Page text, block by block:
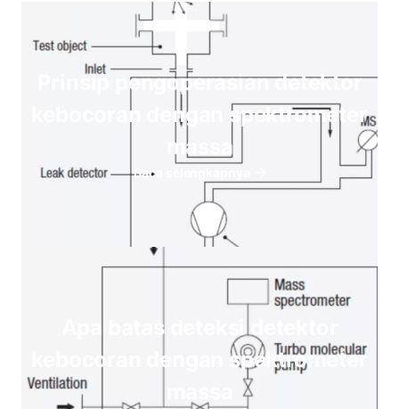
Prinsip pengoperasian detektor
kebocoran dengan spektrometer
massa
Baca selengkapnya
Apa batas deteksi detektor
kebocoran dengan spektrometer